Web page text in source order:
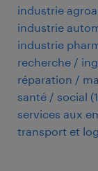
industrie
industrie
industrie
recherche /
réparation /
santé / social (
services aux
transport et